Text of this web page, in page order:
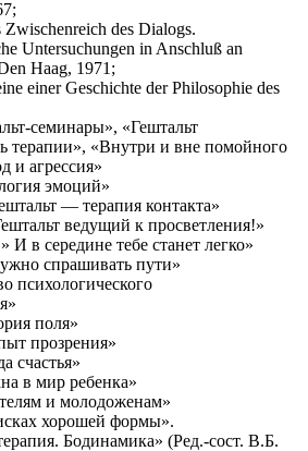
des Dialogs.
Untersuchungen in Anschluß an
Haag, 1971;
einer Geschichte der Philosophie des
семинары», «Гештальт
терапии», «Внутри и вне помойного
и агрессия»
эмоций»
— терапия контакта»
ведущий к просветления!»
И в середине тебе станет легко»
спрашивать пути»
психологического
поля»
прозрения»
счастья»
в мир ребенка»
и молодоженам»
хорошей формы».
Бодинамика» (Ред.-сост. В.Б.